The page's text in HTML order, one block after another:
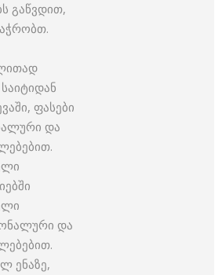
გაწვდით,
საიტიდან
ფასები
და
და
ენაზე,